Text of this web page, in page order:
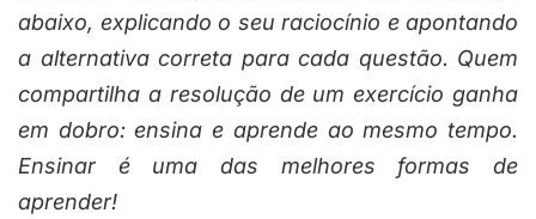
abaixo, explicando o seu raciocínio e apontando
a alternativa correta para cada questão. Quem
compartilha a resolução de um exercício ganha
em dobro: ensina e aprende ao mesmo tempo.
Ensinar é uma das melhores formas de
aprender!